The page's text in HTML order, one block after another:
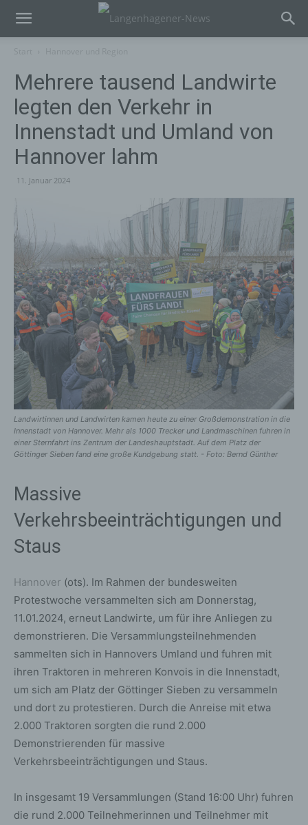
Mehrere tausend Landwirte
legten den Verkehr in
Innenstadt und Umland von
Hannover lahm
11. Januar 2024
Landwirtinnen und Landwirten kamen heute zu einer Großdemonstration in die
Innenstadt von Hannover. Mehr als 1000 Trecker und Landmaschinen fuhren in
einer Sternfahrt ins Zentrum der Landeshauptstadt. Auf dem Platz der
Göttinger Sieben fand eine große Kundgebung statt. - Foto: Bernd Günther
Massive
Verkehrsbeeinträchtigungen und
Staus
Hannover (ots). Im Rahmen der bundesweiten
Protestwoche versammelten sich am Donnerstag,
11.01.2024, erneut Landwirte, um für ihre Anliegen zu
demonstrieren. Die Versammlungsteilnehmenden
sammelten sich in Hannovers Umland und fuhren mit
ihren Traktoren in mehreren Konvois in die Innenstadt,
um sich am Platz der Göttinger Sieben zu versammeln
und dort zu protestieren. Durch die Anreise mit etwa
2.000 Traktoren sorgten die rund 2.000
Demonstrierenden für massive
Verkehrsbeeinträchtigungen und Staus.
In insgesamt 19 Versammlungen (Stand 16:00 Uhr) fuhren
die rund 2.000 Teilnehmerinnen und Teilnehmer mit